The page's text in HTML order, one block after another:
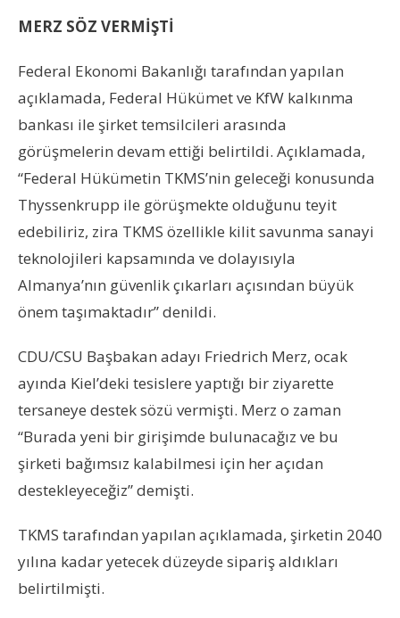
MERZ SÖZ VERMİŞTİ
Federal Ekonomi Bakanlığı tarafından yapılan
açıklamada, Federal Hükümet ve KfW kalkınma
bankası ile şirket temsilcileri arasında
görüşmelerin devam ettiği belirtildi. Açıklamada,
“Federal Hükümetin TKMS’nin geleceği konusunda
Thyssenkrupp ile görüşmekte olduğunu teyit
edebiliriz, zira TKMS özellikle kilit savunma sanayi
teknolojileri kapsamında ve dolayısıyla
Almanya’nın güvenlik çıkarları açısından büyük
önem taşımaktadır” denildi.
CDU/CSU Başbakan adayı Friedrich Merz, ocak
ayında Kiel’deki tesislere yaptığı bir ziyarette
tersaneye destek sözü vermişti. Merz o zaman
“Burada yeni bir girişimde bulunacağız ve bu
şirketi bağımsız kalabilmesi için her açıdan
destekleyeceğiz” demişti.
TKMS tarafından yapılan açıklamada, şirketin 2040
yılına kadar yetecek düzeyde sipariş aldıkları
belirtilmişti.